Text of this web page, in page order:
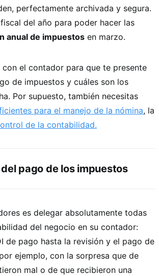
perfectamente archivada y segura.
del año para poder hacer las
anual de impuestos en marzo.
el contador para que te presente
de impuestos y cuáles son los
Por supuesto, también necesitas
para el manejo de la nómina, la
de la contabilidad.
pago de los impuestos
es delegar absolutamente todas
del negocio en su contador:
de pago hasta la revisión y el pago de
ejemplo, con la sorpresa que de
mal o de que recibieron una